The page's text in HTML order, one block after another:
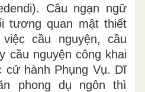
Câu ngạn ngữ
tương quan mật thiết
cầu nguyện, cầu
cầu nguyện công khai
cử hành Phụng Vụ. Dĩ
phong dụ ngôn thì